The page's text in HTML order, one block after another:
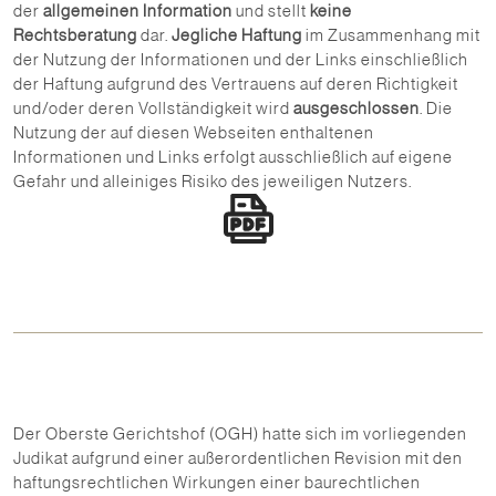
der allgemeinen Information und stellt keine
Rechtsberatung dar. Jegliche Haftung im Zusammenhang mit
der Nutzung der Informationen und der Links einschließlich
der Haftung aufgrund des Vertrauens auf deren Richtigkeit
und/oder deren Vollständigkeit wird ausgeschlossen . Die
Nutzung der auf diesen Webseiten enthaltenen
Informationen und Links erfolgt ausschließlich auf eigene
Gefahr und alleiniges Risiko des jeweiligen Nutzers.
Der Oberste Gerichtshof (OGH) hatte sich im vorliegenden
Judikat aufgrund einer außerordentlichen Revision mit den
haftungsrechtlichen Wirkungen einer baurechtlichen